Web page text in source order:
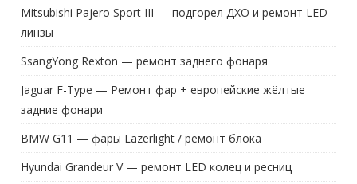
Mitsubishi Pajero Sport III — подгорел ДХО и ремонт LED
линзы
SsangYong Rexton — ремонт заднего фонаря
Jaguar F-Type — Ремонт фар + европейские жёлтые
задние фонари
BMW G11 — фары Lazerlight / ремонт блока
Hyundai Grandeur V — ремонт LED колец и ресниц